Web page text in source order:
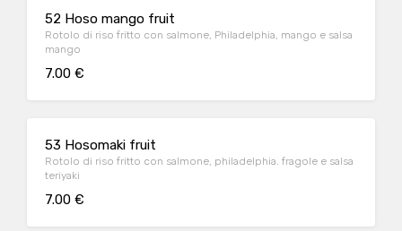
52 Hoso mango fruit
Rotolo di riso fritto con salmone, Philadelphia, mango e salsa
mango
7.00 €
53 Hosomaki fruit
Rotolo di riso fritto con salmone, philadelphia. fragole e salsa
teriyaki
7.00 €